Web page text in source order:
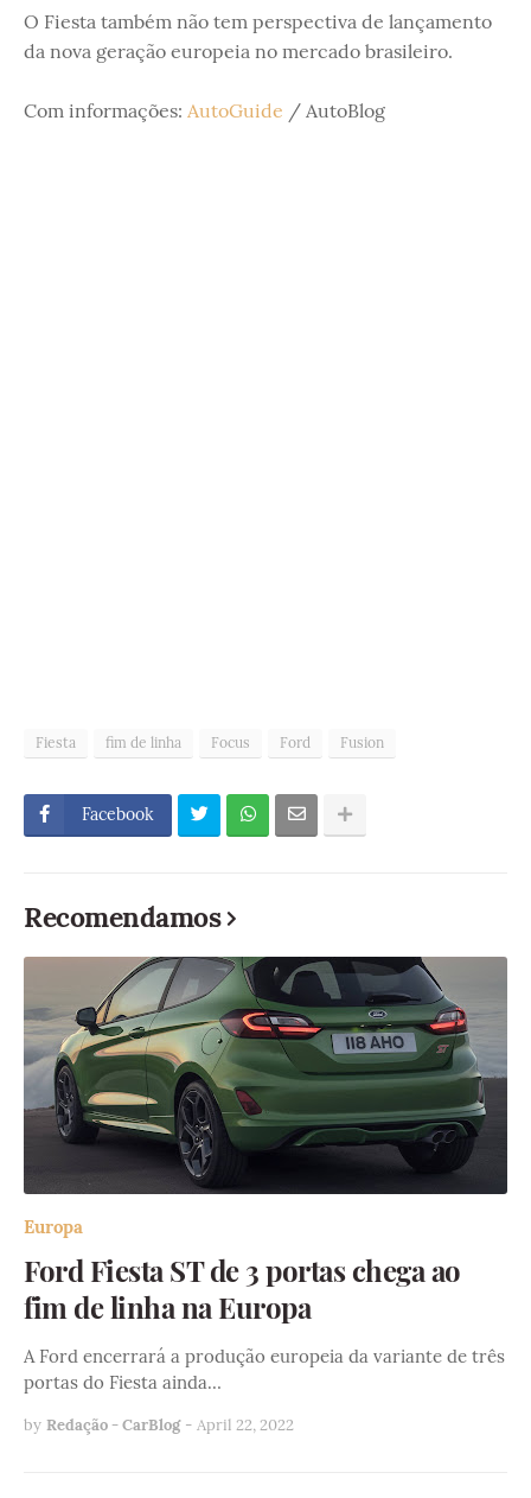
O Fiesta também não tem perspectiva de lançamento
da nova geração europeia no mercado brasileiro.
Com informações: AutoGuide / AutoBlog
Fiesta fim de linha Focus Ford Fusion
Facebook
Recomendamos
Europa
Ford Fiesta ST de 3 portas chega ao
fim de linha na Europa
A Ford encerrará a produção europeia da variante de três
portas do Fiesta ainda…
by Redação - CarBlog - April 22, 2022